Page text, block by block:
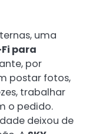
uma
para
por
postar fotos,
trabalhar
o pedido.
deixou de